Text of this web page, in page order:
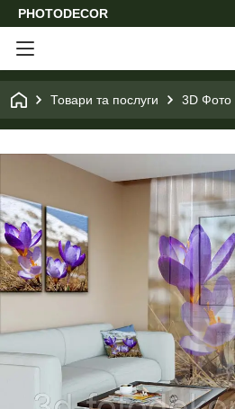
PHOTODECOR
Товари та послуги 3D